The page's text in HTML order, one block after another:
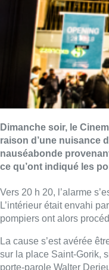
Dimanche soir, le
raison d’une nuisance
nauséabonde
ce qu’ont indiqué les
Vers 20 h 20, l’alarme
L’intérieur était envahi
pompiers ont alors
La cause s’est avérée
sur la place Saint-Gorik,
porte-parole Walter